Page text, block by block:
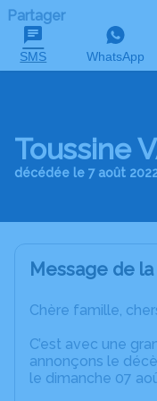
Partager
SMS WhatsApp
Toussine
décédée le 7 août
Message de
Chère famille,
C’est avec une
annonçons le
le dimanche 07